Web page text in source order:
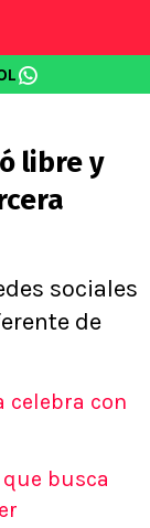
libre y
sociales
de
celebra con
busca